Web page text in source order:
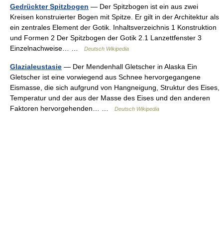
Gedrückter Spitzbogen — Der Spitzbogen ist ein aus zwei
Kreisen konstruierter Bogen mit Spitze. Er gilt in der Architektur als
ein zentrales Element der Gotik. Inhaltsverzeichnis 1 Konstruktion
und Formen 2 Der Spitzbogen der Gotik 2.1 Lanzettfenster 3
Einzelnachweise… …
Deutsch Wikipedia
Glazialeustasie — Der Mendenhall Gletscher in Alaska Ein
Gletscher ist eine vorwiegend aus Schnee hervorgegangene
Eismasse, die sich aufgrund von Hangneigung, Struktur des Eises,
Temperatur und der aus der Masse des Eises und den anderen
Faktoren hervorgehenden… …
Deutsch Wikipedia